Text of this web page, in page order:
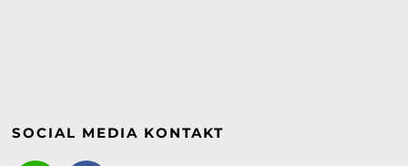
SOCIAL MEDIA KONTAKT